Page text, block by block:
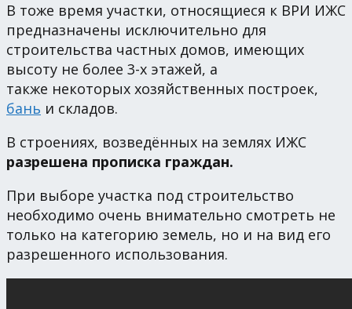
В тоже время участки, относящиеся к ВРИ ИЖС
предназначены исключительно для
строительства частных домов, имеющих
высоту не более 3-х этажей, а
также некоторых хозяйственных построек,
бань и складов.
В строениях, возведённых на землях ИЖС
разрешена прописка граждан.
При выборе участка под строительство
необходимо очень внимательно смотреть не
только на категорию земель, но и на вид его
разрешенного использования.